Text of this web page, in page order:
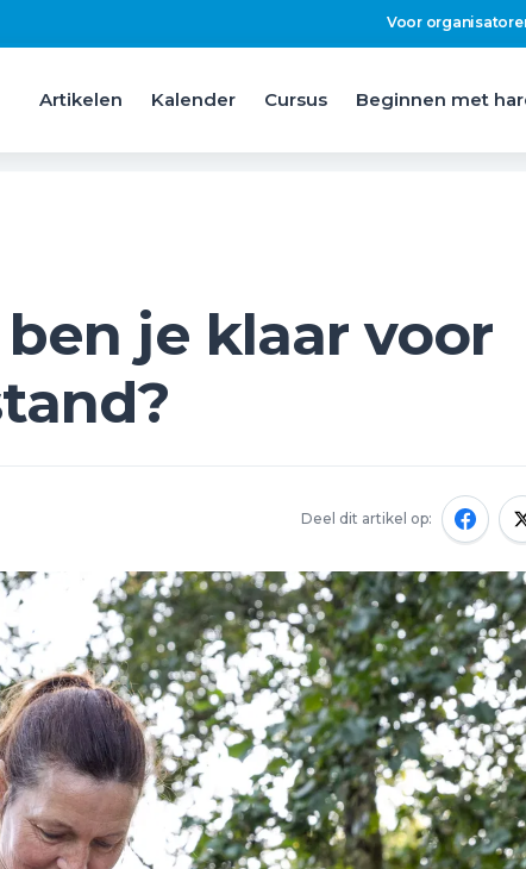
Voor
Artikelen Kalender Cursus Beginnen met
je klaar voor
Deel dit artikel op: